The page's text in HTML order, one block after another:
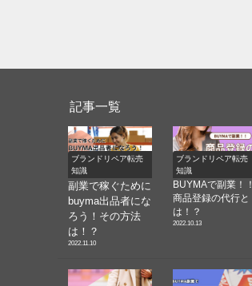
記事一覧
ブランドリペア転売
知識
副業で稼ぐために
buyma出品者にな
ろう！その方法
は！？
2022.11.10
ブランドリペア転売
知識
BUYMAで副業！！
商品登録の代行と
は！？
2022.10.13